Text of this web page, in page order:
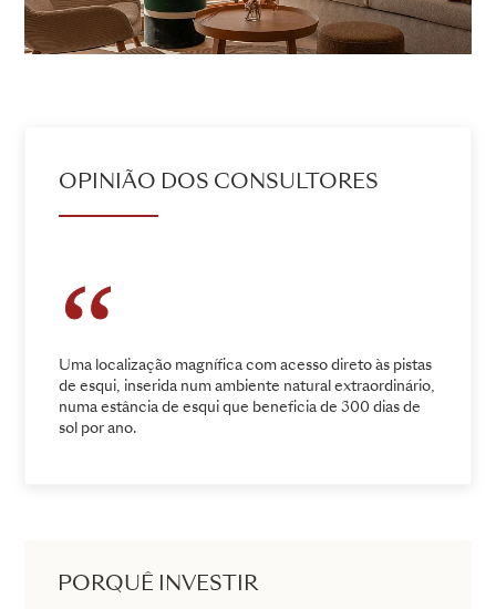
OPINIÃO DOS CONSULTORES
Uma localização magnífica com acesso direto às pistas
de esqui, inserida num ambiente natural extraordinário,
numa estância de esqui que beneficia de 300 dias de
sol por ano.
PORQUÊ INVESTIR